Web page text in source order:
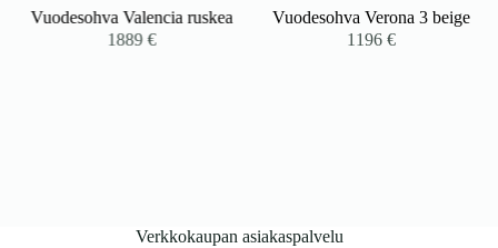
Vuodesohva Valencia ruskea
1889€
Vuodesohva Verona 3 beige
1196€
Verkkokaupan asiakaspalvelu